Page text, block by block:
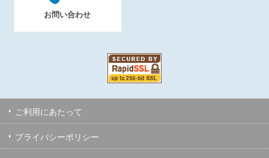
お問い合わせ
ご利用にあたって
プライバシーポリシー